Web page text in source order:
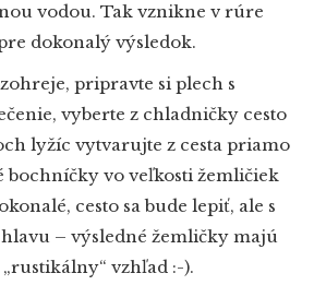
vodou. Tak vznikne v rúre
dokonalý výsledok.
pripravte si plech s
vyberte z chladničky cesto
lyžíc vytvarujte z cesta priamo
bochníčky vo veľkosti žemličiek
cesto sa bude lepiť, ale s
– výsledné žemličky majú
vzhľad :-).